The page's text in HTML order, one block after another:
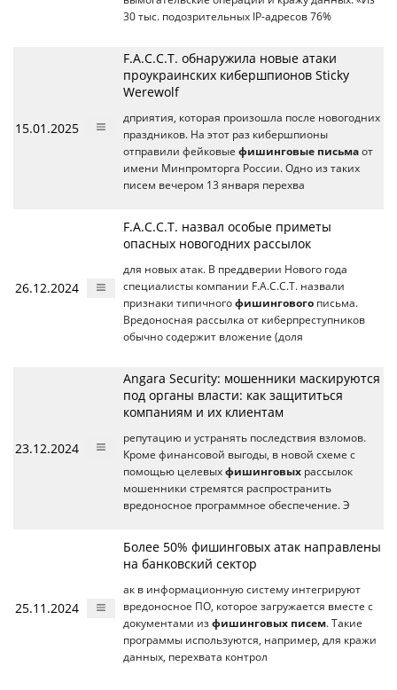
30 тыс. подозрительных IP-адресов 76%
15.01.2025
F.A.C.C.T. обнаружила новые атаки
проукраинских кибершпионов Sticky
Werewolf
дприятия, которая произошла после новогодних
праздников. На этот раз кибершпионы
отправили фейковые фишинговые письма от
имени Минпромторга России. Одно из таких
писем вечером 13 января перехва
26.12.2024
F.A.C.C.T. назвал особые приметы
опасных новогодних рассылок
для новых атак. В преддверии Нового года
специалисты компании F.A.C.C.T. назвали
признаки типичного фишингового письма.
Вредоносная рассылка от киберпреступников
обычно содержит вложение (доля
23.12.2024
Angara Security: мошенники маскируются
под органы власти: как защититься
компаниям и их клиентам
репутацию и устранять последствия взломов.
Кроме финансовой выгоды, в новой схеме с
помощью целевых фишинговых рассылок
мошенники стремятся распространить
вредоносное программное обеспечение. Э
25.11.2024
Более 50% фишинговых атак направлены
на банковский сектор
ак в информационную систему интегрируют
вредоносное ПО, которое загружается вместе с
документами из фишинговых писем. Такие
программы используются, например, для кражи
данных, перехвата контрол